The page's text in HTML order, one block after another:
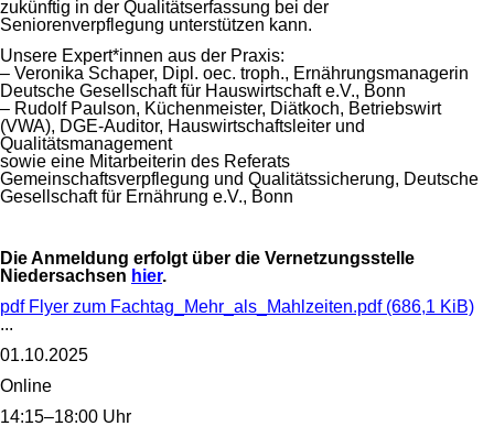
zukünftig in der Qualitätserfassung bei der
Seniorenverpflegung unterstützen kann.
Unsere Expert*innen aus der Praxis:
– Veronika Schaper, Dipl. oec. troph., Ernährungsmanagerin
Deutsche Gesellschaft für Hauswirtschaft e.V., Bonn
– Rudolf Paulson, Küchenmeister, Diätkoch, Betriebswirt
(VWA), DGE-Auditor, Hauswirtschaftsleiter und
Qualitätsmanagement
sowie eine Mitarbeiterin des Referats
Gemeinschaftsverpflegung und Qualitätssicherung, Deutsche
Gesellschaft für Ernährung e.V., Bonn
Die Anmeldung erfolgt über die Vernetzungsstelle
Niedersachsen hier.
pdfFlyer zum Fachtag_Mehr_als_Mahlzeiten.pdf (686,1 KiB)
...
01.10.2025
Online
14:15–18:00 Uhr